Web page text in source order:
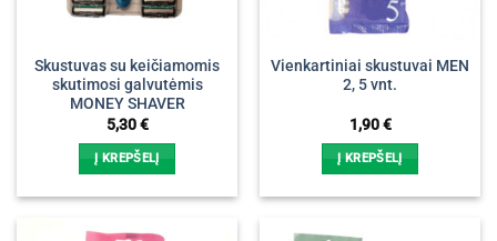
Skustuvas su keičiamomis
skutimosi galvutėmis
MONEY SHAVER
5,30€
Į KREPŠELĮ
Vienkartiniai skustuvai MEN
2, 5 vnt.
1,90€
Į KREPŠELĮ